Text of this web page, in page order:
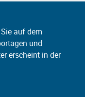
auf dem
und
erscheint in der